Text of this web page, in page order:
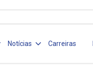
Notícias Carreiras